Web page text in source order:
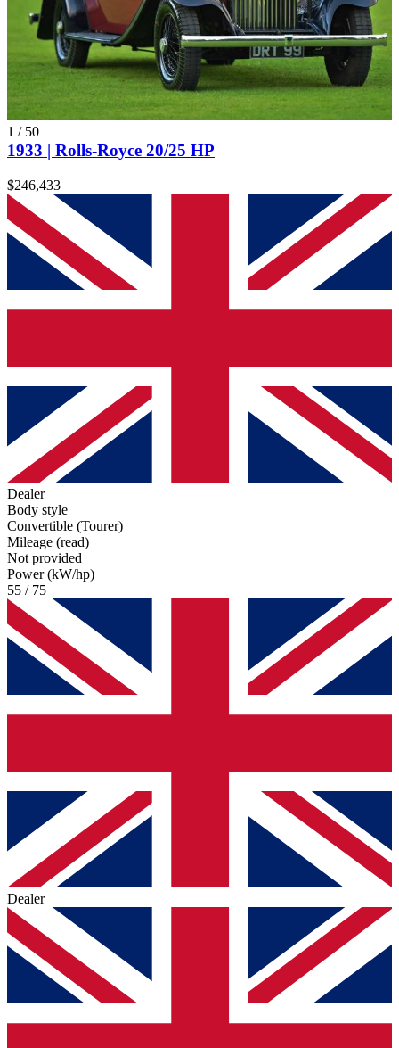
1 / 50
1933 | Rolls-Royce 20/25 HP
$246,433
Dealer
Body style
Convertible (Tourer)
Mileage (read)
Not provided
Power (kW/hp)
55 / 75
Dealer